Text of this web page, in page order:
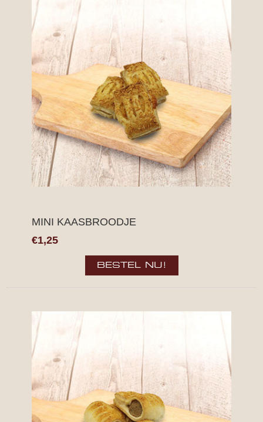
MINI KAASBROODJE
€1,25